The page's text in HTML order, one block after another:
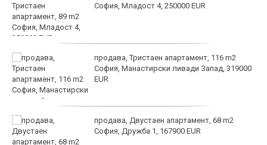
София, Младост 4, 250000 EUR
продава, Тристаен апартамент, 116 m2
София, Манастирски ливади Запад, 319000
EUR
продава, Двустаен апартамент, 68 m2
София, Дружба 1, 167900 EUR